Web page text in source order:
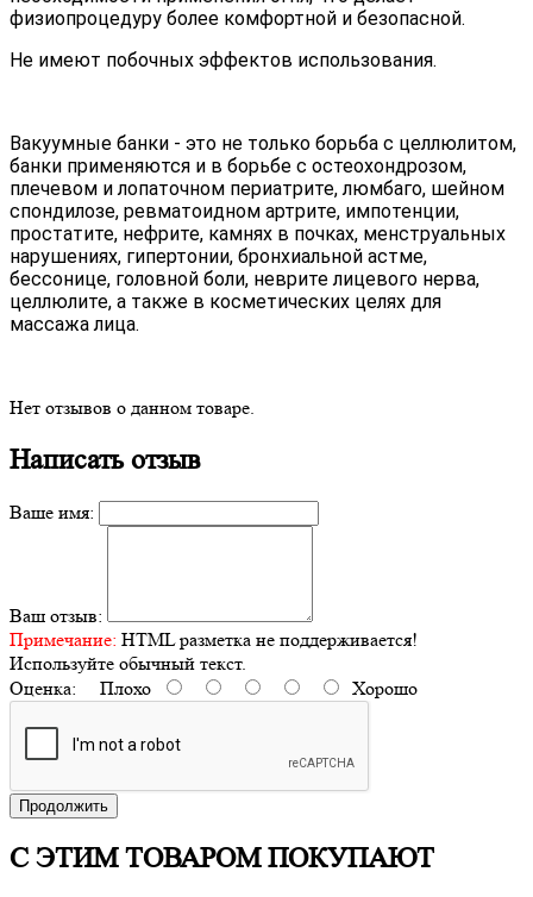
физиопроцедуру более комфортной и безопасной.
Не имеют побочных эффектов использования.
Вакуумные банки - это не только борьба с целлюлитом,
банки применяются и в борьбе с остеохондрозом,
плечевом и лопаточном периатрите, люмбаго, шейном
спондилозе, ревматоидном артрите, импотенции,
простатите, нефрите, камнях в почках, менструальных
нарушениях, гипертонии, бронхиальной астме,
бессонице, головной боли, неврите лицевого нерва,
целлюлите, а также в косметических целях для
массажа лица.
Нет отзывов о данном товаре.
Написать отзыв
Ваше имя:
Ваш отзыв:
Примечание: HTML разметка не поддерживается!
Используйте обычный текст.
Оценка: Плохо Хорошо
Продолжить
С ЭТИМ ТОВАРОМ ПОКУПАЮТ